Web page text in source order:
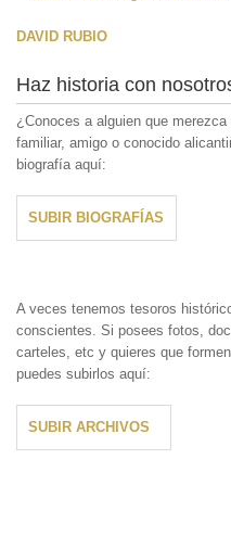
DAVID RUBIO
Haz historia con
¿Conoces a alguien que
familiar, amigo o conocido
biografía aquí:
SUBIR BIOGRAFÍAS
A veces tenemos tesoros
conscientes. Si posees fotos,
carteles, etc y quieres que
puedes subirlos aquí:
SUBIR ARCHIVOS